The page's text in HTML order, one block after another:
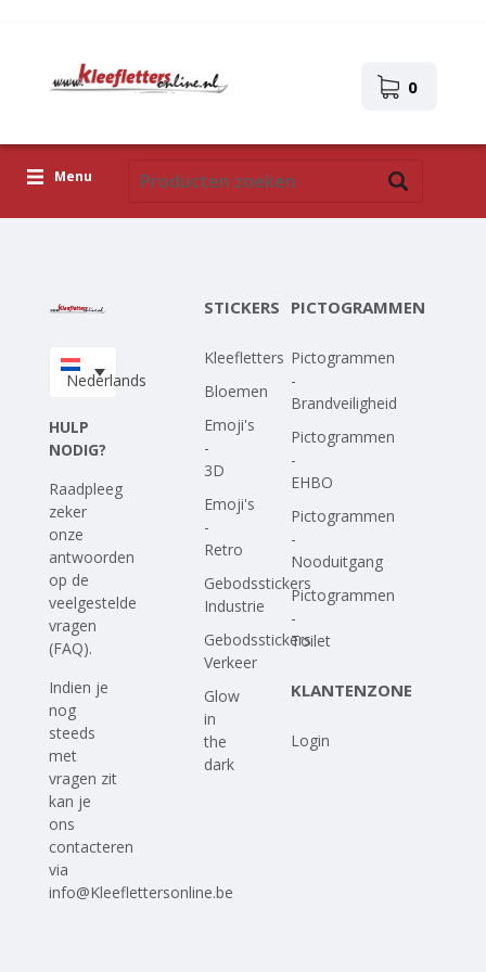
0
Menu
Upload je eigen ontwerp
Nederlands
HULP
NODIG?
Raadpleeg
zeker
onze
antwoorden
op de
veelgestelde
vragen
(FAQ).
Indien je
nog
steeds
met
vragen zit
kan je
ons
contacteren
via
info@Kleeflettersonline.be
STICKERS
Kleefletters
Bloemen
Emoji's
-
3D
Emoji's
-
Retro
Gebodsstickers
Industrie
Gebodsstickers
Verkeer
Glow
in
the
dark
PICTOGRAMMEN
Pictogrammen
-
Brandveiligheid
Pictogrammen
-
EHBO
Pictogrammen
-
Nooduitgang
Pictogrammen
-
Toilet
KLANTENZONE
Login